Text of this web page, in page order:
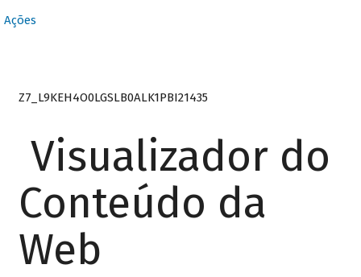
Ações
Z7_L9KEH4O0LGSLB0ALK1PBI21435
Visualizador do
Conteúdo da
Web